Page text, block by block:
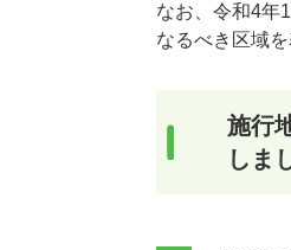
なお、令和4年
なるべき区域
施行
しま